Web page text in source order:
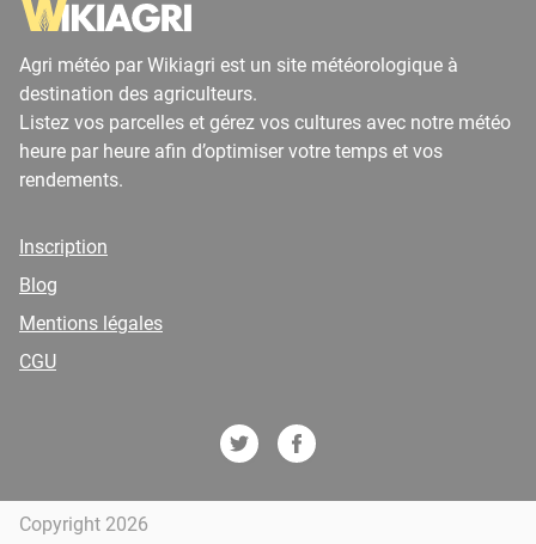
Agri météo par Wikiagri est un site météorologique à
destination des agriculteurs.
Listez vos parcelles et gérez vos cultures avec notre météo
heure par heure afin d’optimiser votre temps et vos
rendements.
Inscription
Blog
Mentions légales
CGU
Copyright 2026